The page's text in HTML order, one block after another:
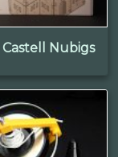
Nubigs